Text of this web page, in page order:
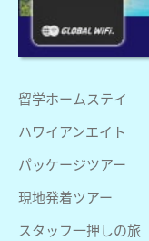
留学ホームステイ
ハワイアンエイト
パッケージツアー
現地発着ツアー
スタッフ一押しの旅